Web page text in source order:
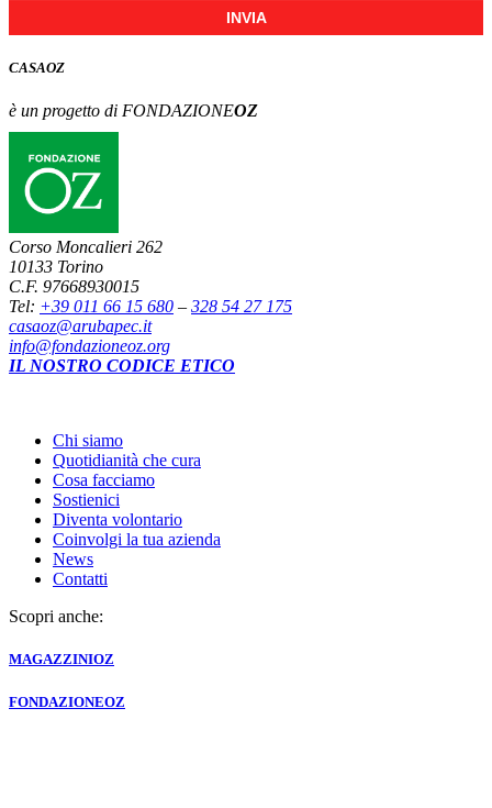
INVIA
CASAOZ
è un progetto di FONDAZIONEOZ
Corso Moncalieri 262
10133 Torino
C.F. 97668930015
Tel: +39 011 66 15 680 – 328 54 27 175
casaoz@arubapec.it
info@fondazioneoz.org
IL NOSTRO CODICE ETICO
Chi siamo
Quotidianità che cura
Cosa facciamo
Sostienici
Diventa volontario
Coinvolgi la tua azienda
News
Contatti
Scopri anche:
MAGAZZINIOZ
FONDAZIONEOZ